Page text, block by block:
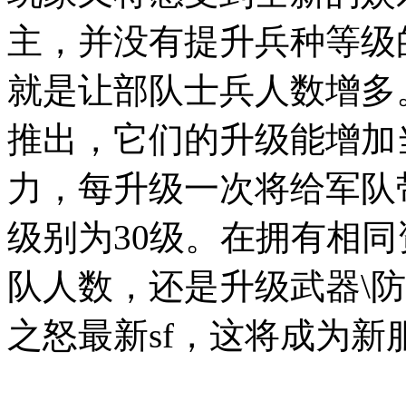
主，并没有提升兵种等
就是让部队士兵人数增
推出，它们的升级能增
力，每升级一次将给军
级别为30级。在拥有相
队人数，还是升级武器\
之怒最新sf，这将成为新